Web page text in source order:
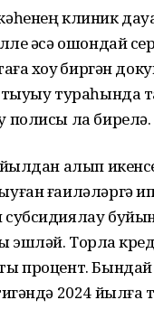
клиник
әсә ошондай
хоҡуҡ биргән
тыуыу тураһында
полисы ла бирелә.
йылдан алып
ғаиләләргә
эшләй. Торлаҡ
процент.
2024